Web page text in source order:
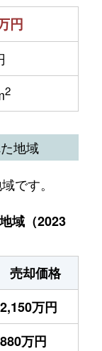
円
2
地域
です。
域（2023
売却価格
2,150万円
880万円